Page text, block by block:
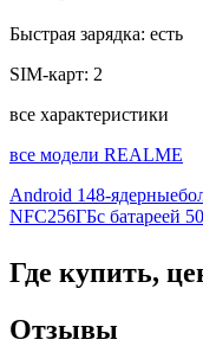
Быстрая зарядка: есть
SIM-карт: 2
все характеристики
все модели REALME
Android 148-ядерные
NFC256ГБс батареей
Где купить,
Отзывы